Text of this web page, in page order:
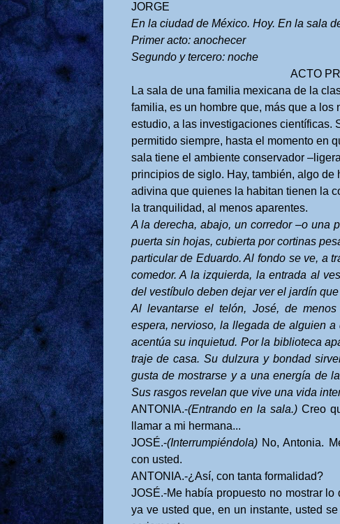
JORGE
En la ciudad de México. Hoy. En la sala
Primer acto: anochecer
Segundo y tercero: noche
ACTO
La sala de una familia mexicana de la
familia, es un hombre que, más que a los
estudio, a las investigaciones científicas.
permitido siempre, hasta el momento en
sala tiene el ambiente conservador
principios de siglo. Hay, también, algo
adivina que quienes la habitan tienen la
la tranquilidad, al menos aparentes.
A la derecha, abajo, un corredor –o una
puerta sin hojas, cubierta por cortinas
particular de Eduardo. Al fondo se ve, a
comedor. A la izquierda, la entrada al
del vestíbulo deben dejar ver el jardín
Al levantarse el telón, José, de
espera, nervioso, la llegada de alguien
acentúa su inquietud. Por la biblioteca
traje de casa. Su dulzura y bondad
gusta de mostrarse y a una energía de
Sus rasgos revelan que vive una vida
ANTONIA.-(Entrando en la sala.) Creo
llamar a mi hermana...
JOSÉ.-(Interrumpiéndola)No, Antonia.
con usted.
ANTONIA.-¿Así, con tanta formalidad?
JOSÉ.-Me había propuesto no mostrar
ya ve usted que, en un instante, usted